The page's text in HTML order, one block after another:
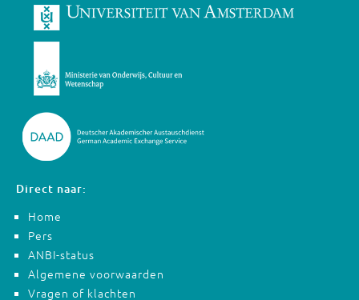
Direct naar:
Home
Pers
ANBI-status
Algemene voorwaarden
Vragen of klachten